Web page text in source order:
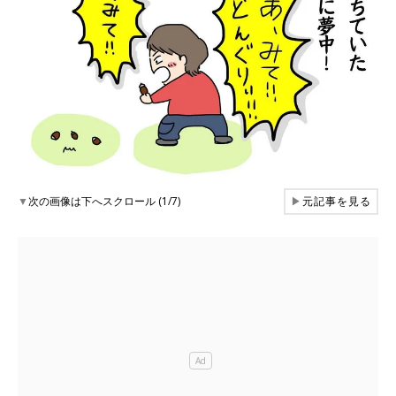
▼次の画像は下へスクロール (1/7) ▶元記事を見る